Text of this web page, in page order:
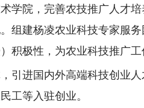
学院，完善农技推广人才
组建杨凌农业科技专家服
积极性，为农业科技推广工
引进国内外高端科技创业
工等入驻创业。